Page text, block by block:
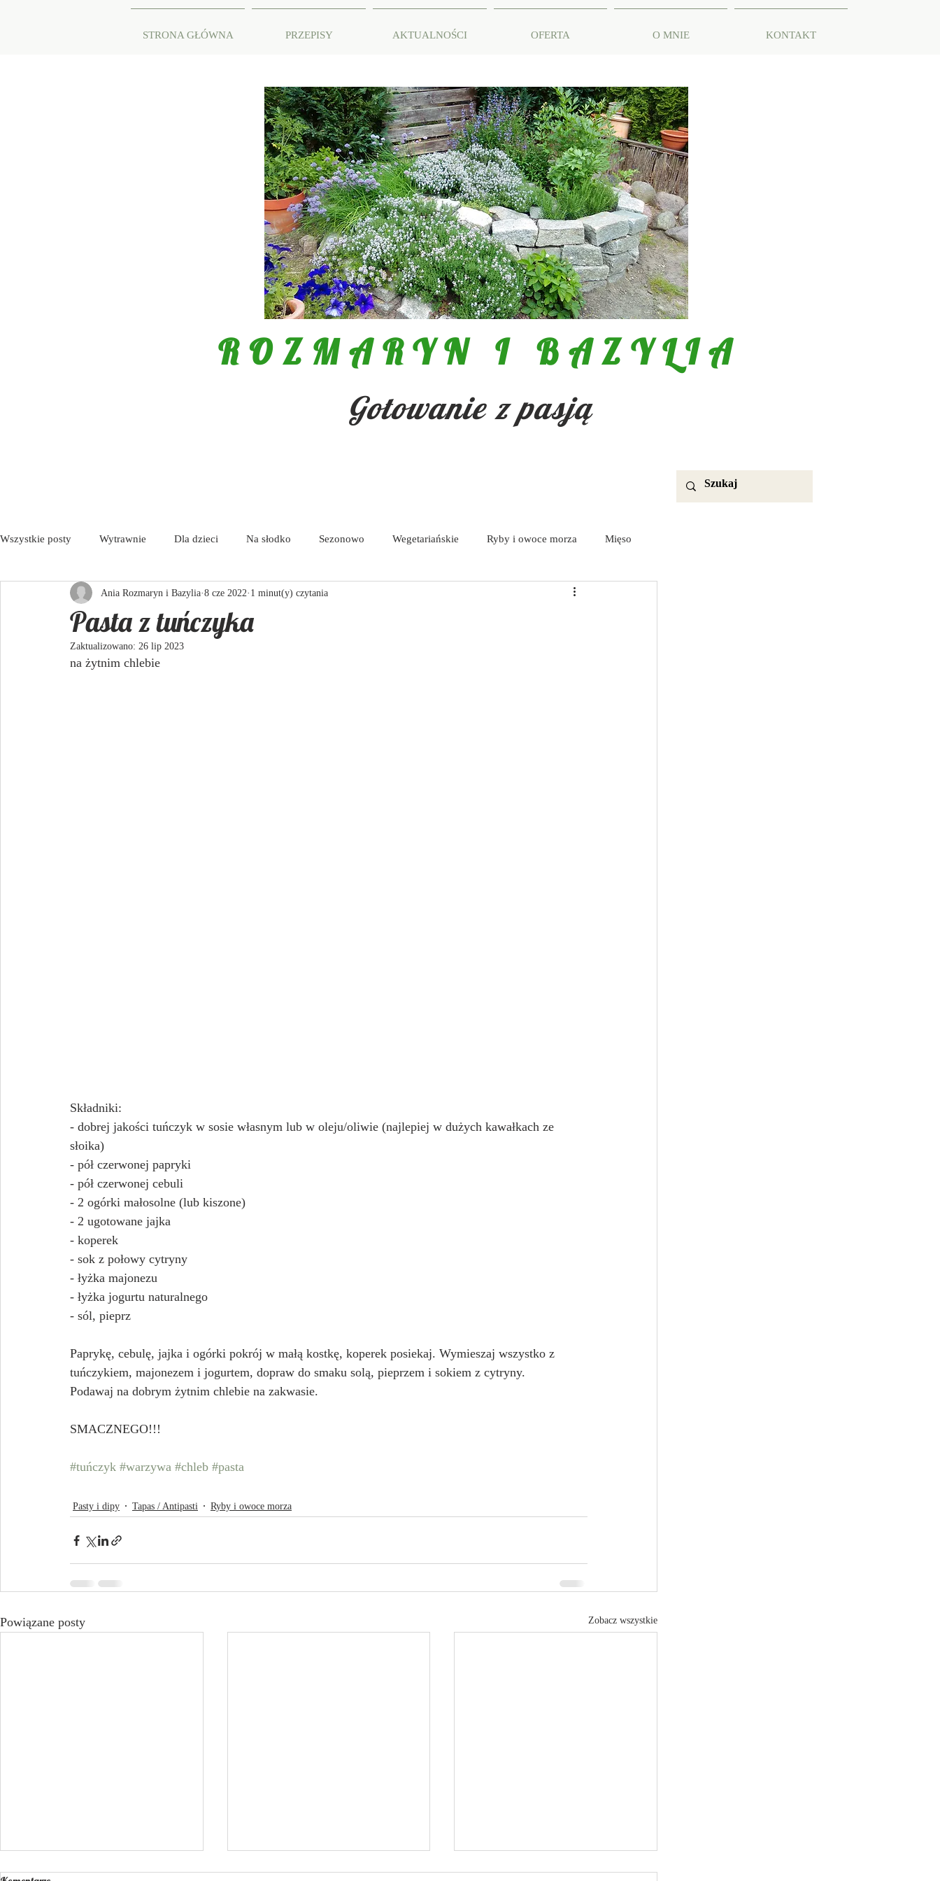
STRONA GŁÓWNA PRZEPISY AKTUALNOŚCI OFERTA O MNIE KONTAKT
ROZMARYN I BAZYLIA
Gotowanie z pasją
Wszystkie posty Wytrawnie Dla dzieci Na słodko Sezonowo Wegetariańskie Ryby i owoce morza Mięso
Tapas / Antipasti Zupy Aktualności Pasty i dipy
Pasta z tuńczyka
Ania Rozmaryn i Bazylia 8 cze 2022 1 minut(y) czytania
Zaktualizowano: 26 lip 2023
na żytnim chlebie
Składniki:
- dobrej jakości tuńczyk w sosie własnym lub w oleju/oliwie (najlepiej w dużych kawałkach ze
słoika)
- pół czerwonej papryki
- pół czerwonej cebuli
- 2 ogórki małosolne (lub kiszone)
- 2 ugotowane jajka
- koperek
- sok z połowy cytryny
- łyżka majonezu
- łyżka jogurtu naturalnego
- sól, pieprz
Paprykę, cebulę, jajka i ogórki pokrój w małą kostkę, koperek posiekaj. Wymieszaj wszystko z
tuńczykiem, majonezem i jogurtem, dopraw do smaku solą, pieprzem i sokiem z cytryny.
Podawaj na dobrym żytnim chlebie na zakwasie.
SMACZNEGO!!!
#tuńczyk #warzywa #chleb #pasta
Pasty i dipy Tapas / Antipasti Ryby i owoce morza
Powiązane posty Zobacz wszystkie